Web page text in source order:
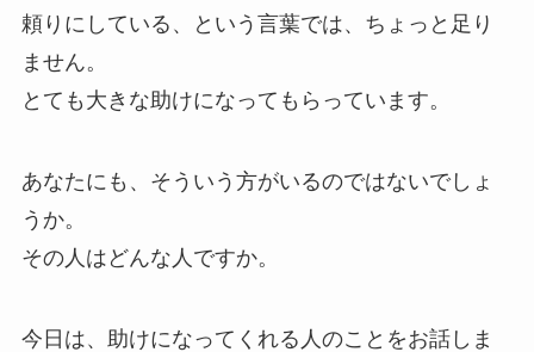
頼りにしている、という言葉では、ちょっと足り
ません。
とても大きな助けになってもらっています。
あなたにも、そういう方がいるのではないでしょ
うか。
その人はどんな人ですか。
今日は、助けになってくれる人のことをお話しま